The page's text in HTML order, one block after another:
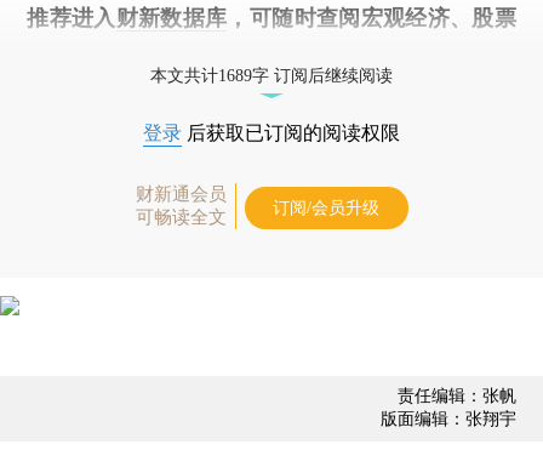
推荐进入 财新数据库 ，可随时查阅宏观经济、股票
本文共计1689字 订阅后继续阅读
登录 后获取已订阅的阅读权限
财新通会员
可畅读全文
订阅/会员升级
责任编辑：张帆
版面编辑：张翔宇